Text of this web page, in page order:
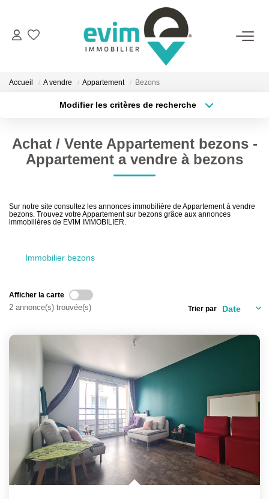
ACHETER
GESTION
Qui Sommes-Nous ?
Actualités
Rejoignez-Nous
Nous Contacter
FAQ
EN
Accueil A vendre Appartement Bezons
Modifier les critères de recherche
Sélectionnez...
Type de bien
Surface min
Créer une alerte
Achat / Vente Appartement bezons -
Appartement a vendre à bezons
Sur notre site consultez les annonces immobilière de Appartement à vendre
bezons. Trouvez votre Appartement sur bezons grâce aux annonces
immobilières de EVIM IMMOBILIER.
Immobilier bezons
Afficher la carte
2 annonce(s) trouvée(s) Trier par